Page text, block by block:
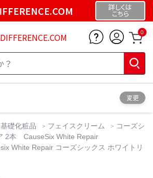
詳しくは
こちら
0
変更
礎化粧品 フェイスクリーム
コーズシ
2本 CauseSix White Repair
White Repair コーズシックス ホワイトリ